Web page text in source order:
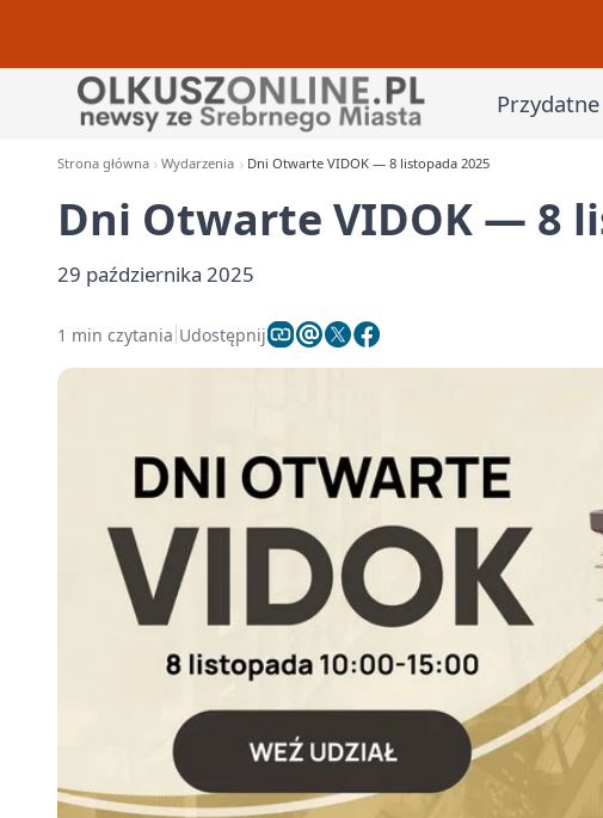
Przydatne
Strona główna Wydarzenia Dni Otwarte VIDOK — 8 listopada 2025
Dni Otwarte VIDOK — 8
29 października 2025
1 min czytania Udostępnij